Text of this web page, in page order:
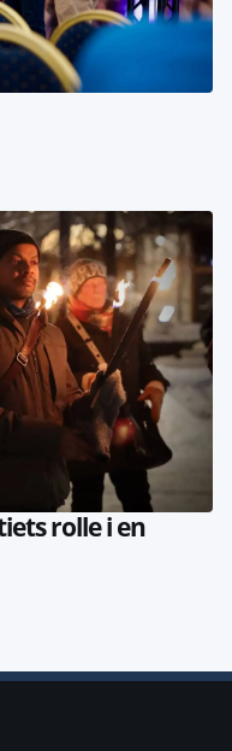
rolle i en